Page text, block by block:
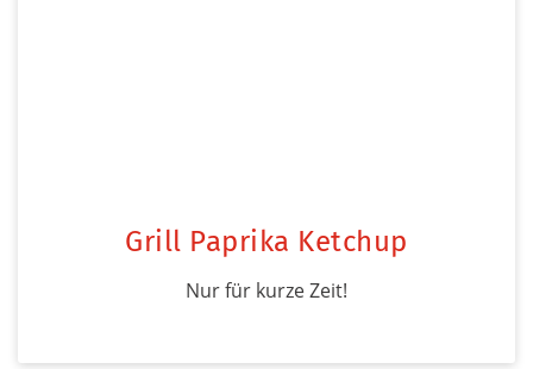
Grill Paprika Ketchup
Nur für kurze Zeit!